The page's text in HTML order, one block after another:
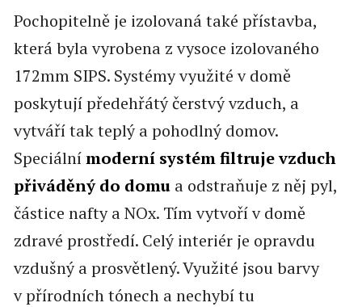
Pochopitelně je izolovaná také přístavba,
která byla vyrobena z vysoce izolovaného
172mm SIPS. Systémy využité v domě
poskytují předehřátý čerstvý vzduch, a
vytváří tak teplý a pohodlný domov.
Speciálnímoderní systém filtruje vzduch
přiváděný do domu a odstraňuje z něj pyl,
částice nafty a NOx. Tím vytvoří v domě
zdravé prostředí. Celý interiér je opravdu
vzdušný a prosvětlený. Využité jsou barvy
v přírodních tónech a nechybí tu